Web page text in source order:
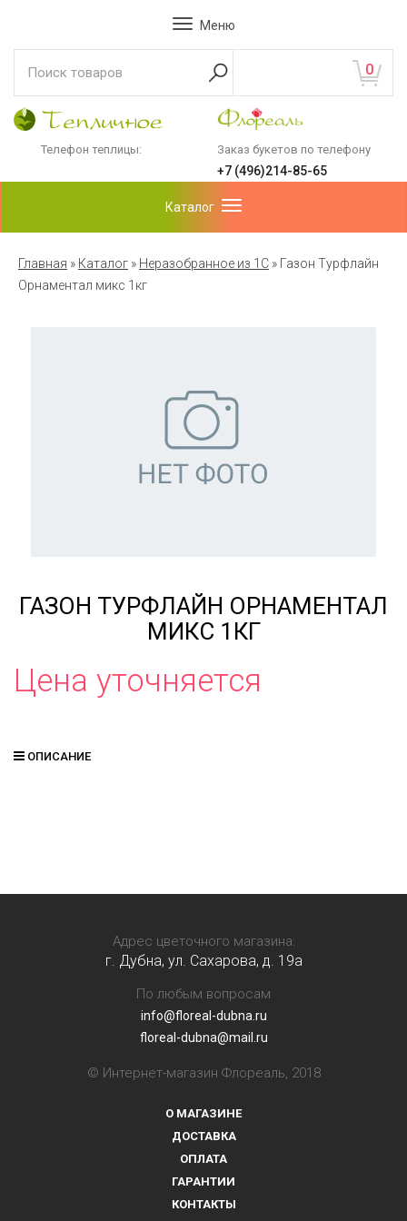
Меню
0
Телефон теплицы: Заказ букетов по телефону
+7 (496)214-85-65
Каталог
Главная » Каталог » Неразобранное из 1С » Газон Турфлайн
Орнаментал микс 1кг
ГАЗОН ТУРФЛАЙН ОРНАМЕНТАЛ
МИКС 1КГ
Цена уточняется
ОПИСАНИЕ
Адрес цветочного магазина:
г. Дубна, ул. Сахарова, д. 19a
По любым вопросам
info@floreal-dubna.ru
floreal-dubna@mail.ru
© Интернет-магазин Флореаль, 2018
О МАГАЗИНЕ
ДОСТАВКА
ОПЛАТА
ГАРАНТИИ
КОНТАКТЫ